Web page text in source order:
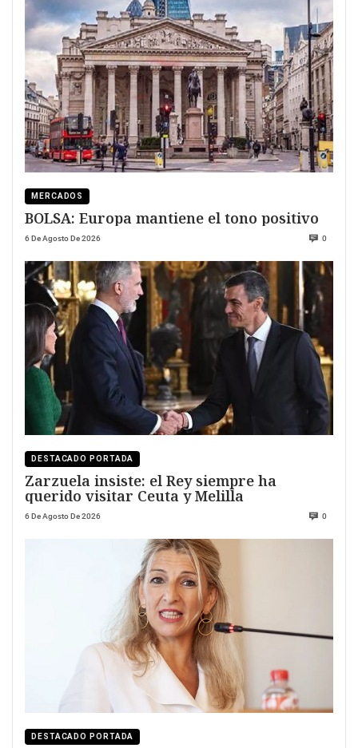
MERCADOS
BOLSA: Europa mantiene el tono positivo
6 De Agosto De 2026 0
DESTACADO PORTADA
Zarzuela insiste: el Rey siempre ha
querido visitar Ceuta y Melilla
6 De Agosto De 2026 0
DESTACADO PORTADA